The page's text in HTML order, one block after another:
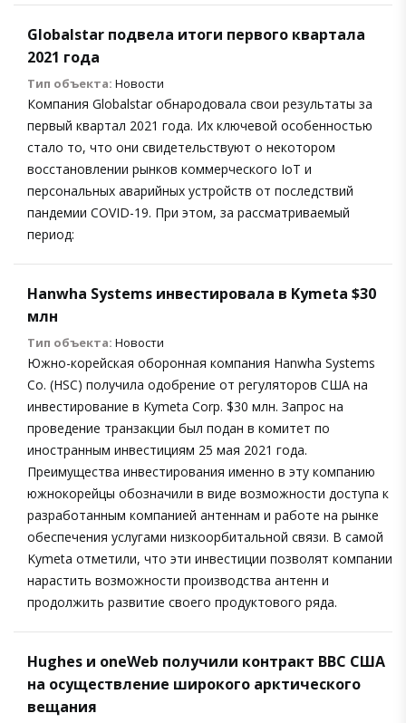
Globalstar подвела итоги первого квартала
2021 года
Тип объекта: Новости
Компания Globalstar обнародовала свои результаты за
первый квартал 2021 года. Их ключевой особенностью
стало то, что они свидетельствуют о некотором
восстановлении рынков коммерческого IoT и
персональных аварийных устройств от последствий
пандемии COVID-19. При этом, за рассматриваемый
период:
Hanwha Systems инвестировала в Kymeta $30
млн
Тип объекта: Новости
Южно-корейская оборонная компания Hanwha Systems
Co. (HSC) получила одобрение от регуляторов США на
инвестирование в Kymeta Corp. $30 млн. Запрос на
проведение транзакции был подан в комитет по
иностранным инвестициям 25 мая 2021 года.
Преимущества инвестирования именно в эту компанию
южнокорейцы обозначили в виде возможности доступа к
разработанным компанией антеннам и работе на рынке
обеспечения услугами низкоорбитальной связи. В самой
Kymeta отметили, что эти инвестиции позволят компании
нарастить возможности производства антенн и
продолжить развитие своего продуктового ряда.
Hughes и oneWeb получили контракт ВВС США
на осуществление широкого арктического
вещания